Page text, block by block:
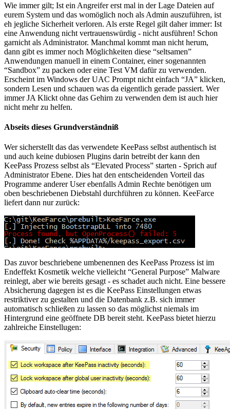
Wie immer gilt; Ist ein Angreifer erst mal in der Lage Dateien auf
eurem System und das womöglich noch als Admin auszuführen, ist
eh jegliche Sicherheit verloren. Als erste Regel gilt daher immer: Ist
eine Anwendung nicht vertrauenswürdig - nicht ausführen! Schon
garnicht als Administrator. Manchmal kommt man nicht herum,
dann gibt es immer noch Möglichkeiten diese “seltsamen”
Anwendungen manuell in einem Container, einer sogenannten
“Sandbox” zu packen oder eine Test VM dafür zu verwenden.
Erscheint im Windows der UAC Prompt nicht einfach “JA” klicken,
sondern Lesen und schauen was da eigentlich gerade passiert. Wer
immer JA Klickt ohne das Gehirn zu verwenden dem ist auch hier
nicht mehr zu helfen.
Abseits dieses Grundverständniß
Wer sicherstellt das das verwendete KeePass selbst authentisch ist
und auch keine dubiosen Plugins darin betreibt der kann den
KeePass Prozess selbst als “Elevated Process” starten - Sprich auf
Administrator Ebene. Dies hat den entscheidenden Vorteil das
Programme anderer User ebenfalls Admin Rechte benötigen um
oben beschriebenen Diebstahl durchführen zu können. KeeFarce
liefert dann nur zurück:
Das zuvor beschriebene umbenennen des KeePass Prozess ist im
Endeffekt Kosmetik welche vielleicht “General Purpose” Malware
reinlegt, aber wie bereits gesagt - es schadet auch nicht. Eine bessere
Absicherung dagegen ist es die KeePass Einstellungen etwas
restriktiver zu gestalten und die Datenbank z.B. sich immer
automatisch schließen zu lassen so das möglichst niemals im
Hintergrund eine geöffnete DB bereit steht. KeePass bietet hierzu
zahlreiche Einstellugen: